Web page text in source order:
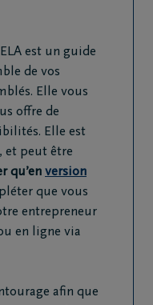
est un guide
de vos
Elle vous
offre de
Elle est
et peut être
qu’en version
que vous
entrepreneur
en ligne via
afin que